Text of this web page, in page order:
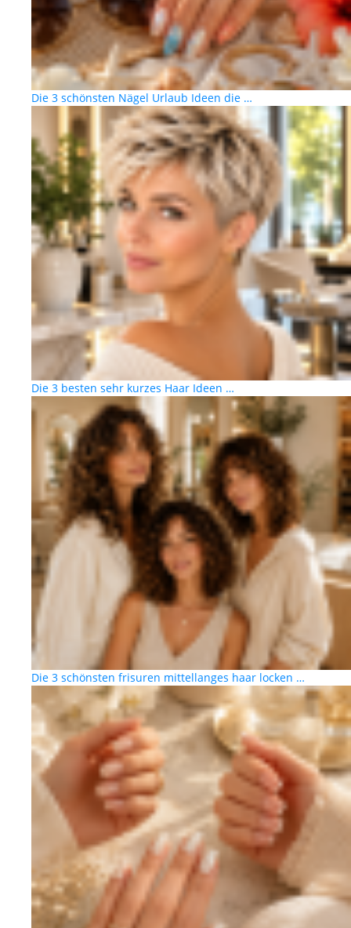
Die 3 schönsten Nägel Urlaub Ideen die …
Die 3 besten sehr kurzes Haar Ideen …
Die 3 schönsten frisuren mittellanges haar locken …